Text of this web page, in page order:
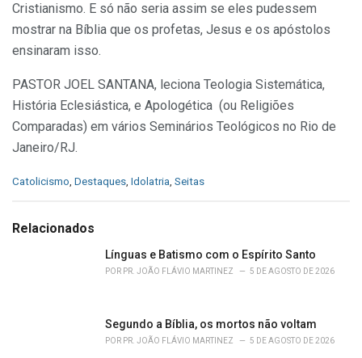
Cristianismo. E só não seria assim se eles pudessem
mostrar na Bíblia que os profetas, Jesus e os apóstolos
ensinaram isso.
PASTOR JOEL SANTANA, leciona Teologia Sistemática,
História Eclesiástica, e Apologética (ou Religiões
Comparadas) em vários Seminários Teológicos no Rio de
Janeiro/RJ.
C
e
Catolicismo, Destaques, Idolatria, Seitas
Relacionados
Línguas e Batismo com o Espírito Santo
POR PR. JOÃO FLÁVIO MARTINEZ 5 DE AGOSTO DE 2026
Segundo a Bíblia, os mortos não voltam
POR PR. JOÃO FLÁVIO MARTINEZ 5 DE AGOSTO DE 2026